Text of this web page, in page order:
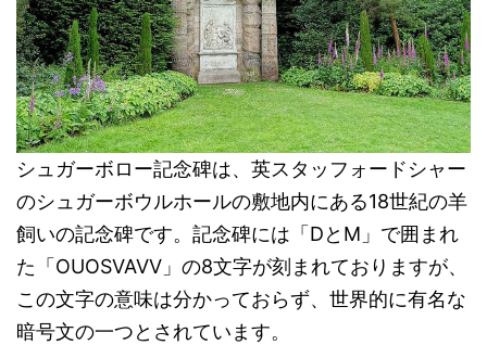
シュガーボロー記念碑は、英スタッフォードシャー
のシュガーボウルホールの敷地内にある18世紀の羊
飼いの記念碑です。記念碑には「DとM」で囲まれ
た「OUOSVAVV」の8文字が刻まれておりますが、
この文字の意味は分かっておらず、世界的に有名な
暗号文の一つとされています。